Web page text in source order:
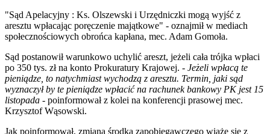
"Sąd Apelacyjny : Ks. Olszewski i Urzędniczki mogą wyjść z
aresztu wpłacając poręczenie majątkowe" - oznajmił w mediach
społecznościowych obrońca kapłana, mec. Adam Gomoła.
Sąd postanowił warunkowo uchylić areszt, jeżeli cała trójka wpłaci
po 350 tys. zł na konto Prokuratury Krajowej. - Jeżeli wpłacą te
pieniądze, to natychmiast wychodzą z aresztu. Termin, jaki sąd
wyznaczył by te pieniądze wpłacić na rachunek bankowy PK jest 15
listopada - poinformował z kolei na konferencji prasowej mec.
Krzysztof Wąsowski.
Jak poinformował, zmiana środka zapobiegawczego wiąże się z